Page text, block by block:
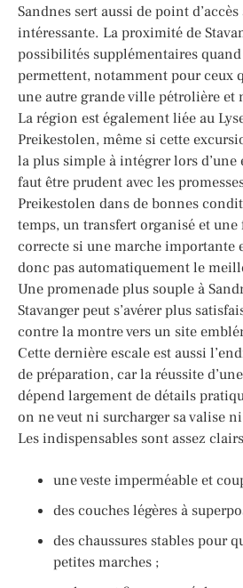
Sandnes sert aussi de point
intéressante. La proximité de
possibilités supplémentaires
permettent, notamment pour ceux
une autre grande ville pétrolière et
La région est également liée au
Preikestolen, même si cette
la plus simple à intégrer lors
faut être prudent avec les
Preikestolen dans de bonnes
temps, un transfert organisé et
correcte si une marche importante
donc pas automatiquement le
Une promenade plus souple à
Stavanger peut s’avérer plus
contre la montre vers un site
Cette dernière escale est aussi
de préparation, car la réussite
dépend largement de détails
on ne veut ni surcharger sa valise
Les indispensables sont assez
une veste imperméable et
des couches légères à
des chaussures stables pour
petites marches ;